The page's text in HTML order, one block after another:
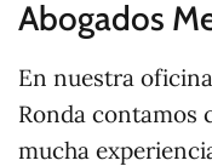
Abogados
En nuestra
Ronda contamos
mucha